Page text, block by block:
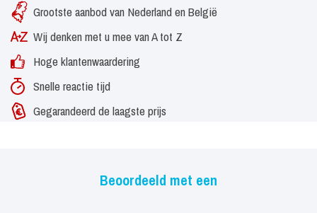
Grootste aanbod van Nederland en België
Wij denken met u mee van A tot Z
Hoge klantenwaardering
Snelle reactie tijd
Gegarandeerd de laagste prijs
Beoordeeld met een